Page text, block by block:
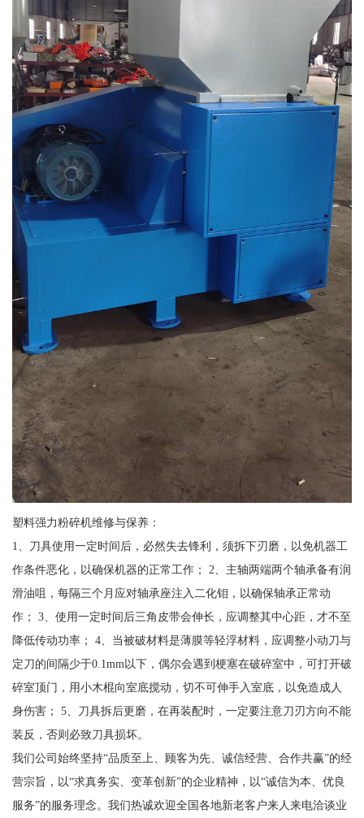
塑料强力粉碎机维修与保养：
1、刀具使用一定时间后，必然失去锋利，须拆下刃磨，以免机器工
作条件恶化，以确保机器的正常工作； 2、主轴两端两个轴承备有润
滑油咀，每隔三个月应对轴承座注入二化钼，以确保轴承正常动
作； 3、使用一定时间后三角皮带会伸长，应调整其中心距，才不至
降低传动功率； 4、当被破材料是薄膜等轻浮材料，应调整小动刀与
定刀的间隔少于0.1mm以下，偶尔会遇到梗塞在破碎室中，可打开破
碎室顶门，用小木棍向室底搅动，切不可伸手入室底，以免造成人
身伤害； 5、刀具拆后更磨，在再装配时，一定要注意刀刃方向不能
装反，否则必致刀具损坏。
我们公司始终坚持“品质至上、顾客为先、诚信经营、合作共赢”的经
营宗旨，以“求真务实、变革创新”的企业精神，以“诚信为本、优良
服务”的服务理念。我们热诚欢迎全国各地新老客户来人来电洽谈业